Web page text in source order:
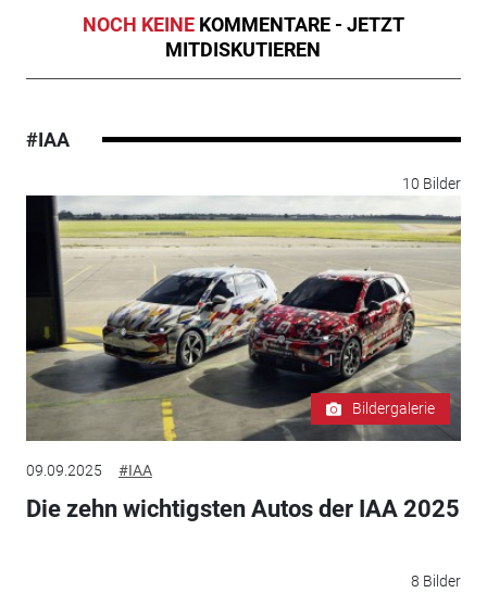
NOCH KEINE KOMMENTARE - JETZT
MITDISKUTIEREN
#IAA
10 Bilder
Bildergalerie
09.09.2025 #IAA
Die zehn wichtigsten Autos der IAA 2025
8 Bilder